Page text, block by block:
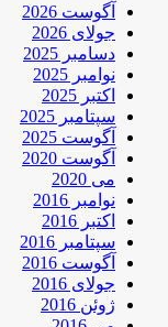
آگوست 2026
جولای 2026
دسامبر 2025
نوامبر 2025
اکتبر 2025
سپتامبر 2025
آگوست 2025
آگوست 2020
می 2020
نوامبر 2016
اکتبر 2016
سپتامبر 2016
آگوست 2016
جولای 2016
ژوئن 2016